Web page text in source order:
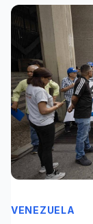
VENEZUELA